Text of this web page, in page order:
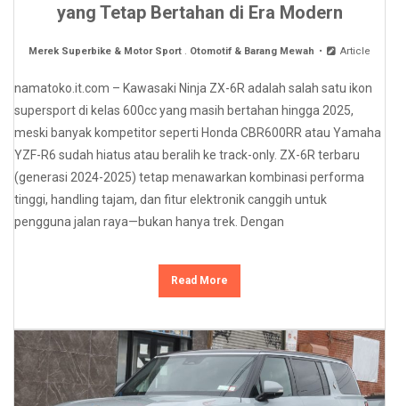
yang Tetap Bertahan di Era Modern
Merek Superbike & Motor Sport Otomotif & Barang Mewah Article
namatoko.it.com – Kawasaki Ninja ZX-6R adalah salah satu ikon
supersport di kelas 600cc yang masih bertahan hingga 2025,
meski banyak kompetitor seperti Honda CBR600RR atau Yamaha
YZF-R6 sudah hiatus atau beralih ke track-only. ZX-6R terbaru
(generasi 2024-2025) tetap menawarkan kombinasi performa
tinggi, handling tajam, dan fitur elektronik canggih untuk
pengguna jalan raya—bukan hanya trek. Dengan
Read More